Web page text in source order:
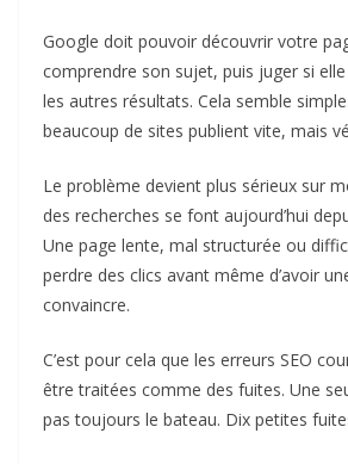
Google doit pouvoir découvrir votre
comprendre son sujet, puis juger si
les autres résultats. Cela semble
beaucoup de sites publient vite, mais
Le problème devient plus sérieux sur
des recherches se font aujourd’hui
Une page lente, mal structurée ou
perdre des clics avant même d’avoir
convaincre.
C’est pour cela que les erreurs SEO
être traitées comme des fuites. Une
pas toujours le bateau. Dix petites